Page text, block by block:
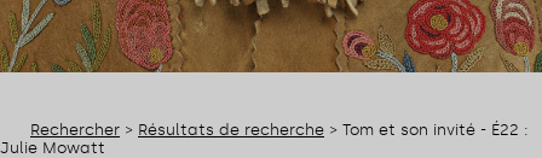
Rechercher > Résultats de recherche > Tom et son invité - É22 :
Julie Mowatt